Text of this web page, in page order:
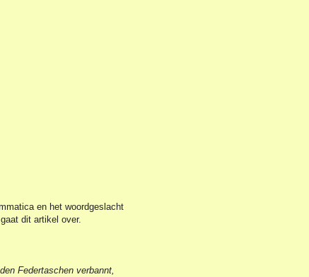
en het woordgeslacht
dit artikel over.
Federtaschen verbannt,